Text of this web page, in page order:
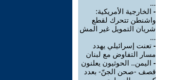
...
- الخارجية الأمريكية:
واشنطن تتحرك لقطع
شريان التمويل غير المش
...
- تعنت إسرائيلي يهدد
مسار التفاوض مع لبنان
- اليمن.. الحوثيون يعلنون
قصف -صحن الجنّ- بعدد